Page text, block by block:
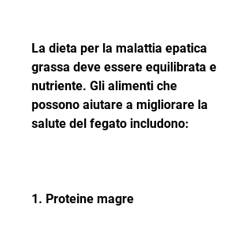
La dieta per la malattia epatica
grassa deve essere equilibrata e
nutriente. Gli alimenti che
possono aiutare a migliorare la
salute del fegato includono:
1. Proteine magre